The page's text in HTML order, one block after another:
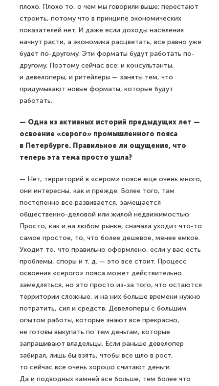
плохо. Плохо то, о чем мы говорили выше: перестают
строить, потому что в принципе экономических
показателей нет. И даже если доходы населения
начнут расти, а экономика расцветать, все равно уже
будет по-другому. Эти форматы будут работать по-
другому. Поэтому сейчас все: и консультанты,
и девелоперы, и ритейлеры — заняты тем, что
придумывают новые форматы, которые будут
работать.
— Одна из активных историй предыдущих лет —
освоение «серого» промышленного пояса
в Петербурге. Правильное ли ощущение, что
теперь эта тема просто ушла?
— Нет, территорий в «сером» поясе еще очень много,
они интересны, как и прежде. Более того, там
постепенно все развивается, замещается
общественно-деловой или жилой недвижимостью.
Просто, как и на любом рынке, сначала уходит что-то
самое простое, то, что более дешевое, менее емкое.
Уходит то, что правильно оформлено, если у вас есть
проблемы, споры и т. д. — это все стоит. Процесс
освоения «серого» пояса может действительно
замедляться, но это просто из-за того, что остаются
территории сложные, и на них больше времени нужно
потратить, сил и средств. Девелоперы с большим
опытом работы, которые знают все прекрасно,
не готовы выкупать по тем деньгам, которые
запрашивают владельцы. Если раньше девелопер
забирал, лишь бы взять, чтобы все шло в рост,
то сейчас все очень хорошо считают деньги.
Да и подводных камней все больше, тем более что